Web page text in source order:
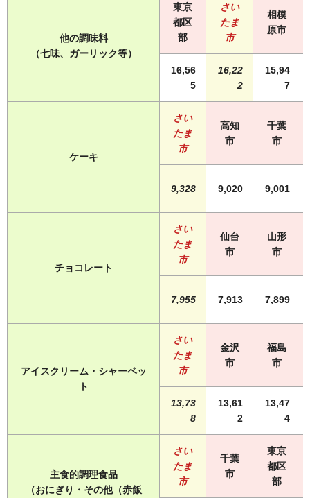
他の調味料
（七味、ガーリック等）
東京
都区
部
さい
たま
市
相模
原市
16,56
5
16,22
2
15,94
7
ケーキ
さい
たま
市
高知
市
千葉
市
9,328 9,020 9,001
チョコレート
さい
たま
市
仙台
市
山形
市
7,955 7,913 7,899
アイスクリーム・シャーベッ
ト
さい
たま
市
金沢
市
福島
市
13,73
8
13,61
2
13,47
4
主食的調理食品
（おにぎり・その他（赤飯
さい
たま
市
千葉
市
東京
都区
部